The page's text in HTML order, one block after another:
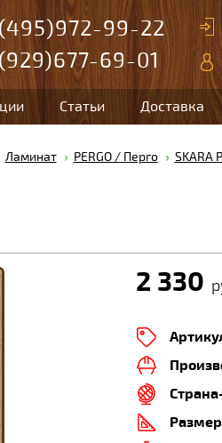
99-22
69-01
Статьи Доставка
Ламинат PERGO / Перго SKARA
2 330